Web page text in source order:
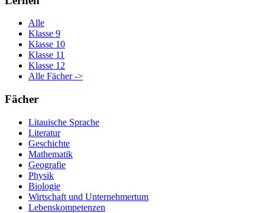
Alle
Klasse 9
Klasse 10
Klasse 11
Klasse 12
Alle Fächer ->
Fächer
Litauische Sprache
Literatur
Geschichte
Mathematik
Geografie
Physik
Biologie
Wirtschaft und Unternehmertum
Lebenskompetenzen